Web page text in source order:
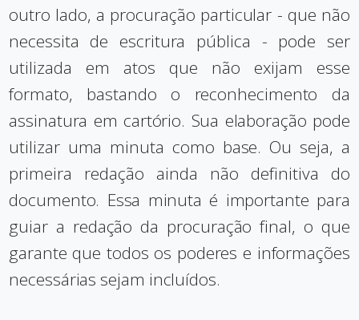
outro lado, a procuração particular - que não
necessita de escritura pública - pode ser
utilizada em atos que não exijam esse
formato, bastando o reconhecimento da
assinatura em cartório. Sua elaboração pode
utilizar uma minuta como base. Ou seja, a
primeira redação ainda não definitiva do
documento. Essa minuta é importante para
guiar a redação da procuração final, o que
garante que todos os poderes e informações
necessárias sejam incluídos.